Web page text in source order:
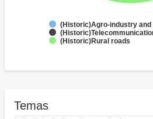
(Historic)Agro-industry
(Historic)Rural roads
Temas